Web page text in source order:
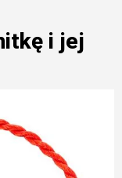
i jej